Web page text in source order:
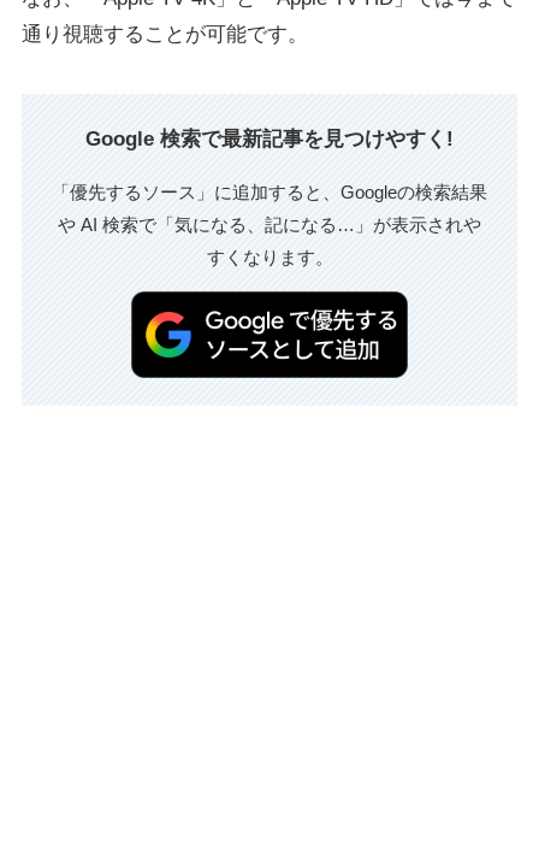
通り視聴することが可能です。
Google 検索で最新記事を見つけやすく!
「優先するソース」に追加すると、Googleの検索結果
や AI 検索で「気になる、記になる…」が表示されや
すくなります。